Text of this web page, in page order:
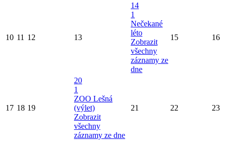
10 11 12 13
14
1
Nečekané
léto
Zobrazit
všechny
záznamy ze
dne
15 16
17 18 19
20
1
ZOO Lešná
(výlet)
Zobrazit
všechny
záznamy ze dne
21 22 23